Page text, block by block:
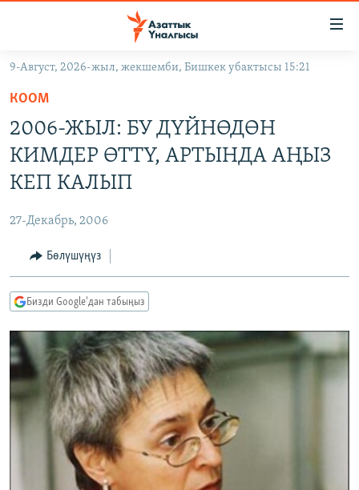
Навигацияга
өтүңүз
салыңыз
САЯСАТ
МАДАНИЯТ
ДҮЙНӨ
УКРАИНА
ТВ ПРОГРАММАЛАР
БҮГҮН АЗАТТЫКТА
ДАНИСТЕ
ЭЖЕ-СИҢДИЛЕР
АЗАТТЫК+
ЫҢГАЙСЫЗ СУРООЛОР
ПОДКАСТ
Русский
ОНЛАЙН ШЕРИНЕ
ЭЕ/АРнун бардык сайттары
9-Август, 2026-жыл, жекшемби, Бишкек убактысы 15:21
КООМ
2006-ЖЫЛ: БУ ДҮЙНӨДӨН
КИМДЕР ӨТТҮ, АРТЫНДА АҢЫЗ
КЕП КАЛЫП
27-Декабрь, 2006
Бөлүшүңүз
Бизди Google'дан табыңыз